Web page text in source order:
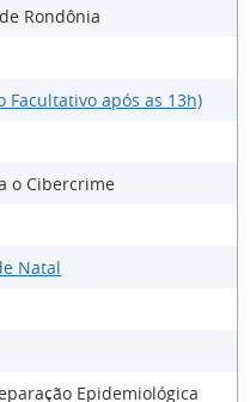
Rondônia
Facultativo após as 13h)
o Cibercrime
Natal
Epidemiológica